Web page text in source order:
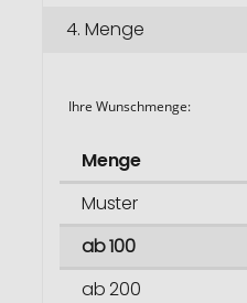
4. Menge
Ihre Wunschmenge:
Menge
Muster
ab 100
ab 200